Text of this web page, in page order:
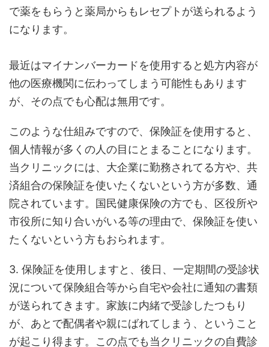
で薬をもらうと薬局からもレセプトが送られるよう
になります。
最近はマイナンバーカードを使用すると処方内容が
他の医療機関に伝わってしまう可能性もあります
が、その点でも心配は無用です。
このような仕組みですので、保険証を使用すると、
個人情報が多くの人の目にとまることになります。
当クリニックには、大企業に勤務されてる方や、共
済組合の保険証を使いたくないという方が多数、通
院されています。国民健康保険の方でも、区役所や
市役所に知り合いがいる等の理由で、保険証を使い
たくないという方もおられます。
3. 保険証を使用しますと、後日、一定期間の受診状
況について保険組合等から自宅や会社に通知の書類
が送られてきます。家族に内緒で受診したつもり
が、あとで配偶者や親にばれてしまう、ということ
が起こり得ます。この点でも当クリニックの自費診